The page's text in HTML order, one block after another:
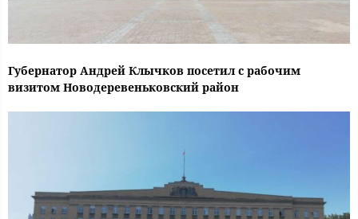
Губернатор Андрей Клычков посетил с рабочим
визитом Новодеревеньковский район